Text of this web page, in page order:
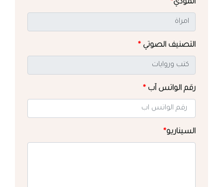
المؤدي*
التصنيف الصوتي *
رقم الواتس آب *
السيناريو*